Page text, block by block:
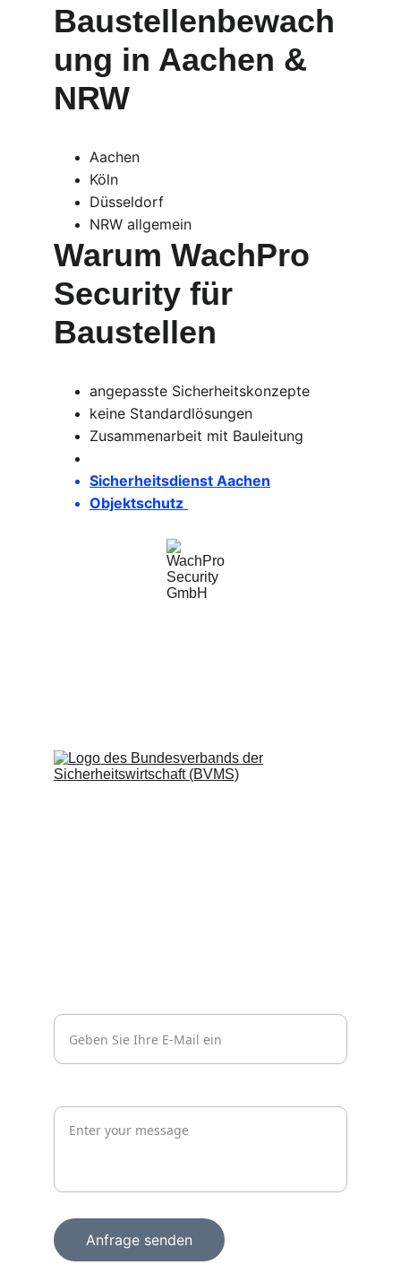
Baustellenbewach
ung in Aachen &
NRW
Aachen
Köln
Düsseldorf
NRW allgemein
Warum WachPro
Security für
Baustellen
angepasste Sicherheitskonzepte
keine Standardlösungen
Zusammenarbeit mit Bauleitung
Sicherheitsdienst Aachen
Objektschutz
Anfrage senden